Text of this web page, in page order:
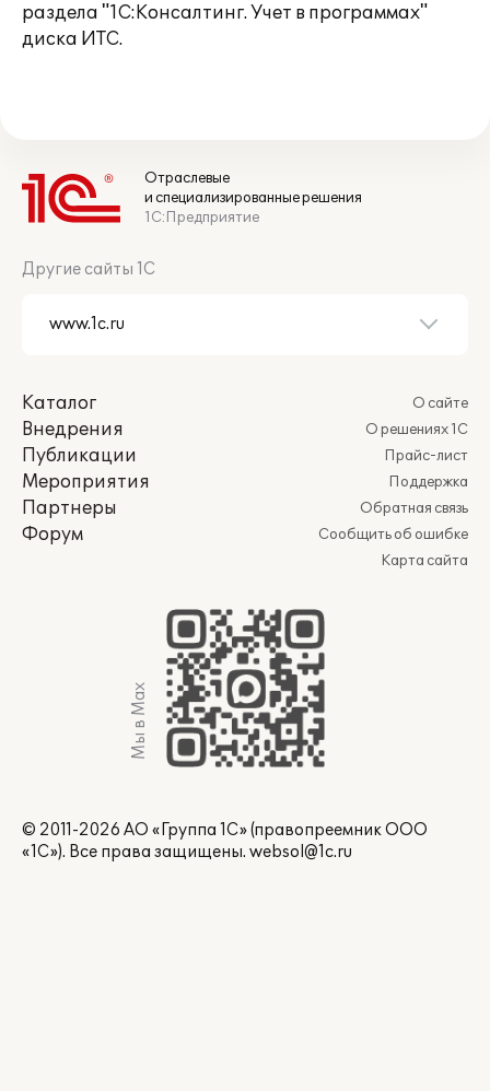
раздела "1С:Консалтинг. Учет в программах"
диска ИТС.
Отраслевые
и специализированные решения
1С:Предприятие
Другие сайты 1С
Каталог
Внедрения
Публикации
Мероприятия
Партнеры
Форум
О сайте
О решениях 1С
Прайс-лист
Поддержка
Обратная связь
Сообщить об ошибке
Карта сайта
Мы в Max
© 2011-2026 АО «Группа 1С» (правопреемник ООО
«1С»). Все права защищены. websol@1c.ru